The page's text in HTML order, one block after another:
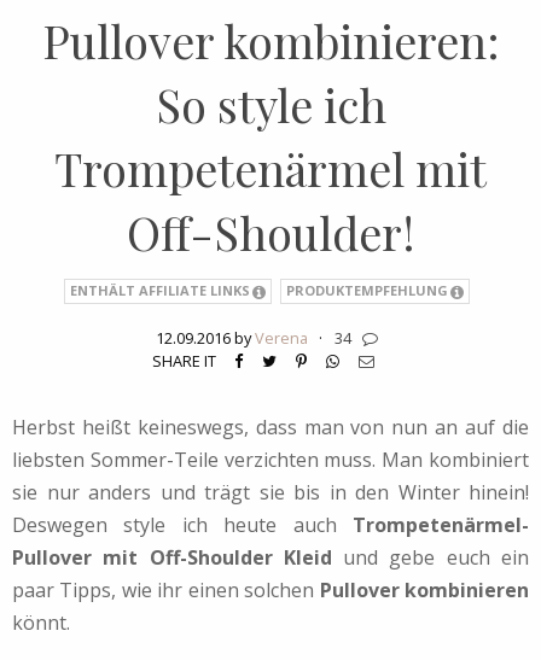
Pullover kombinieren:
So style ich
Trompetenärmel mit
Off-Shoulder!
ENTHÄLT AFFILIATE LINKS PRODUKTEMPFEHLUNG
12.09.2016 byVerena ·
34
SHARE IT
Herbst heißt keineswegs, dass man von nun an auf die
liebsten Sommer-Teile verzichten muss. Man kombiniert
sie nur anders und trägt sie bis in den Winter hinein!
Deswegen style ich heute auch Trompetenärmel-
Pullover mit Off-Shoulder Kleid und gebe euch ein
paar Tipps, wie ihr einen solchen Pullover kombinieren
könnt.